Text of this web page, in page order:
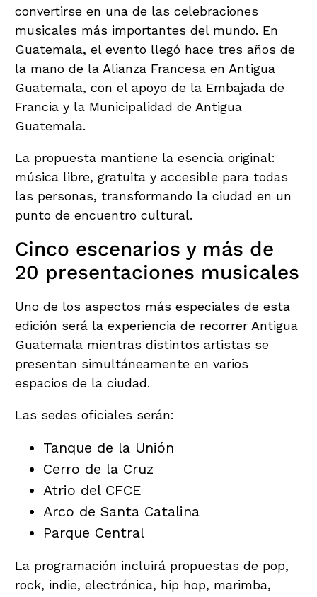
convertirse en una de las celebraciones
musicales más importantes del mundo. En
Guatemala, el evento llegó hace tres años de
la mano de la Alianza Francesa en Antigua
Guatemala, con el apoyo de la Embajada de
Francia y la Municipalidad de Antigua
Guatemala.
La propuesta mantiene la esencia original:
música libre, gratuita y accesible para todas
las personas, transformando la ciudad en un
punto de encuentro cultural.
Cinco escenarios y más de
20 presentaciones musicales
Uno de los aspectos más especiales de esta
edición será la experiencia de recorrer Antigua
Guatemala mientras distintos artistas se
presentan simultáneamente en varios
espacios de la ciudad.
Las sedes oficiales serán:
Tanque de la Unión
Cerro de la Cruz
Atrio del CFCE
Arco de Santa Catalina
Parque Central
La programación incluirá propuestas de pop,
rock, indie, electrónica, hip hop, marimba,